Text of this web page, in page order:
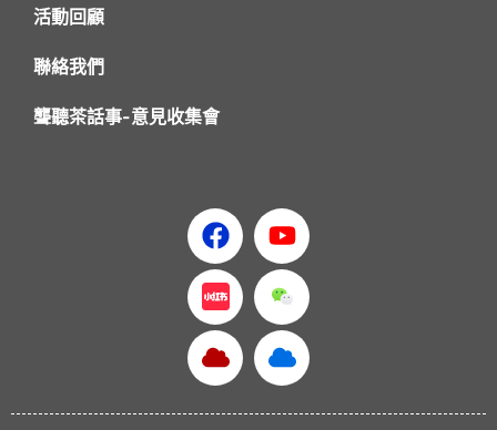
活動回顧
聯絡我們
聾聽茶話事-意見收集會